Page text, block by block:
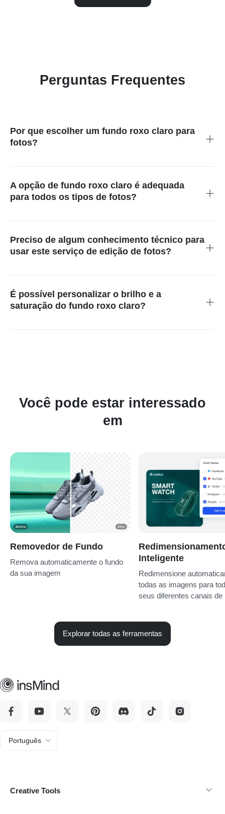
Perguntas Frequentes
Por que escolher um fundo roxo claro para
fotos?
para uma ampla gama de fotos. Essa cor pode destacar o
tema de sua foto sem sobrecarregá-la, proporcionando um
fundo calmo e sofisticado que aprimora a composição geral.
A opção de fundo roxo claro é adequada
para todos os tipos de fotos?
pessoais, imagens de produtos ou projetos criativos. Seu tom
cativante acrescenta um charme e uma sofisticação
exclusivos a todas as fotos.
Preciso de algum conhecimento técnico para
usar este serviço de edição de fotos?
pessoa transforme suas fotos com um fundo roxo claro
facilmente. Nossa interface intuitiva o guia pelo processo
passo a passo, tornando a edição de fotos acessível a todos.
É possível personalizar o brilho e a
saturação do fundo roxo claro?
Você pode estar interessado
em
Removedor de Fundo
Remova automaticamente o fundo
da sua imagem
Inteligente
Redimensione
todas as imagens para
seus diferentes canais de
Explorar todas as ferramentas
Português
Creative Tools